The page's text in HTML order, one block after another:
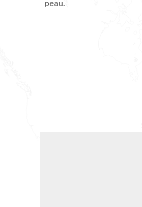
peau.